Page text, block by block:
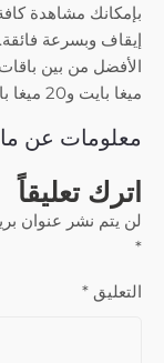
بإمكانك مشاهدة
إيقاف وبسرعة
ميغا بايت و20 ميغا بايت من UNIFI إنما تُقدَّم للشركات.
معلومات عن
اترك تعليقاً
لن يتم نشر عنوان
*
التعليق *